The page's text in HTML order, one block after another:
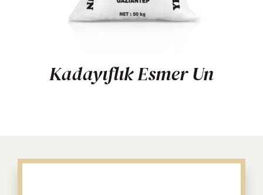
Kadayıflık Esmer Un